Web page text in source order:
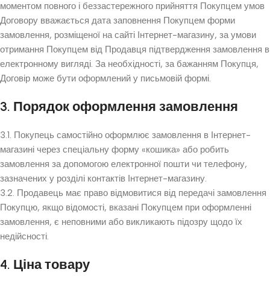
моментом повного і беззастережного прийняття Покупцем умов
Договору вважається дата заповнення Покупцем форми
замовлення, розміщеної на сайті Інтернет-магазину, за умови
отримання Покупцем від Продавця підтвердження замовлення в
електронному вигляді. За необхідності, за бажанням Покупця,
Договір може бути оформлений у письмовій формі.
3. Порядок оформлення замовлення
3.1. Покупець самостійно оформлює замовлення в Інтернет-
магазині через спеціальну форму «кошика» або робить
замовлення за допомогою електронної пошти чи телефону,
зазначених у розділі контактів Інтернет-магазину.
3.2. Продавець має право відмовитися від передачі замовлення
Покупцю, якщо відомості, вказані Покупцем при оформленні
замовлення, є неповними або викликають підозру щодо їх
недійсності.
4. Ціна товару